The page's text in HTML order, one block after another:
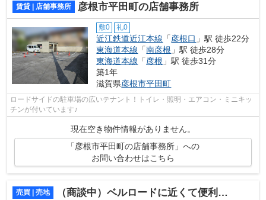
賃貸 | 店舗事務所 彦根市平田町の店舗事務所
敷0 礼0
近江鉄道近江本線 「彦根口 」駅 徒歩22分
東海道本線 「南彦根 」駅 徒歩28分
東海道本線 「彦根 」駅 徒歩31分
築1年
滋賀県彦根市平田町
ロードサイドの駐車場の広いテナント！トイレ・照明・エアコン・ミニキッ
チンが付いています♪
現在空き物件情報がありません。
「彦根市平田町の店舗事務所」への
お問い合わせはこちら
売買 | 売地 （商談中）ベルロードに近くて便利な住宅用地